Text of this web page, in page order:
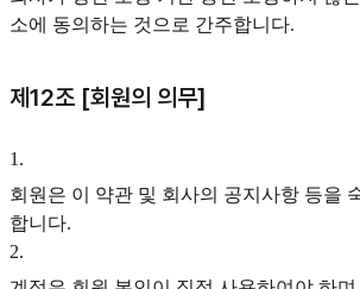
소에 동의하는 것으로 간주합니다.
제12조 [회원의 의무]
1 .
회원은 이 약관 및 회사의 공지사항 등을
합니다.
2.